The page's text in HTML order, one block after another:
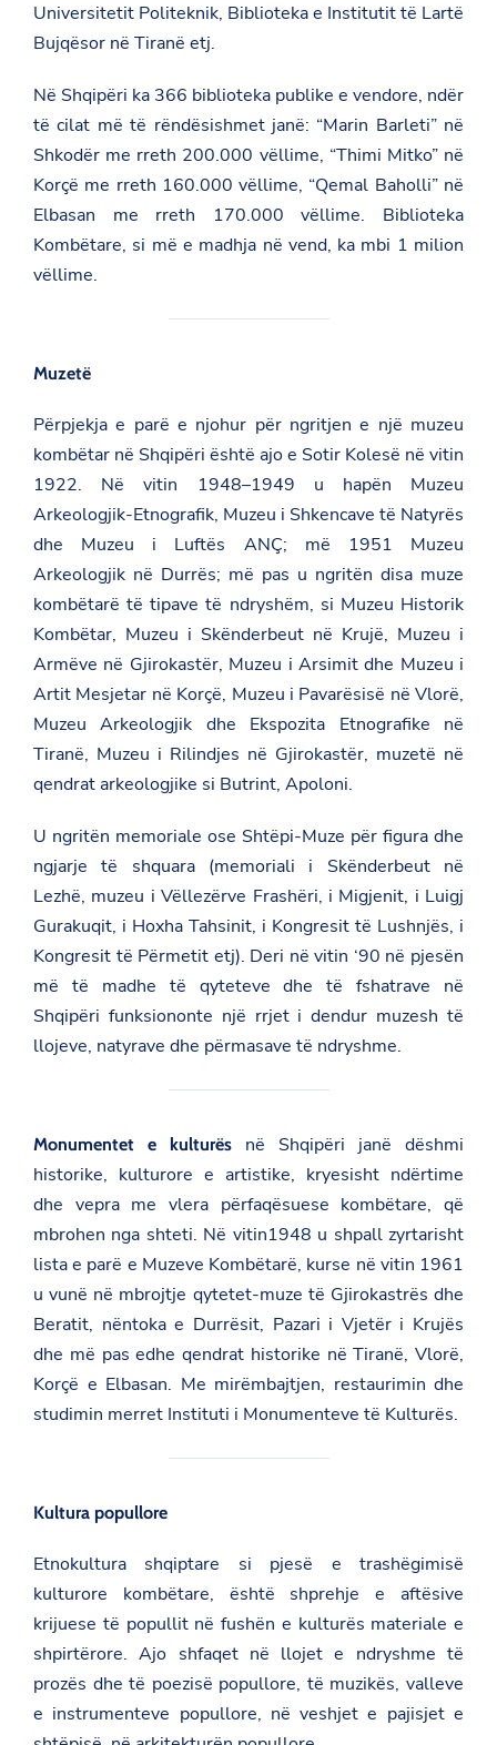
Universitetit Politeknik, Biblioteka e Institutit të Lartë
Bujqësor në Tiranë etj.
Në Shqipëri ka 366 biblioteka publike e vendore, ndër
të cilat më të rëndësishmet janë: “Marin Barleti” në
Shkodër me rreth 200.000 vëllime, “Thimi Mitko” në
Korçë me rreth 160.000 vëllime, “Qemal Baholli” në
Elbasan me rreth 170.000 vëllime. Biblioteka
Kombëtare, si më e madhja në vend, ka mbi 1 milion
vëllime.
Muzetë
Përpjekja e parë e njohur për ngritjen e një muzeu
kombëtar në Shqipëri është ajo e Sotir Kolesë në vitin
1922. Në vitin 1948–1949 u hapën Muzeu
Arkeologjik-Etnografik, Muzeu i Shkencave të Natyrës
dhe Muzeu i Luftës ANÇ; më 1951 Muzeu
Arkeologjik në Durrës; më pas u ngritën disa muze
kombëtarë të tipave të ndryshëm, si Muzeu Historik
Kombëtar, Muzeu i Skënderbeut në Krujë, Muzeu i
Armëve në Gjirokastër, Muzeu i Arsimit dhe Muzeu i
Artit Mesjetar në Korçë, Muzeu i Pavarësisë në Vlorë,
Muzeu Arkeologjik dhe Ekspozita Etnografike në
Tiranë, Muzeu i Rilindjes në Gjirokastër, muzetë në
qendrat arkeologjike si Butrint, Apoloni.
U ngritën memoriale ose Shtëpi-Muze për figura dhe
ngjarje të shquara (memoriali i Skënderbeut në
Lezhë, muzeu i Vëllezërve Frashëri, i Migjenit, i Luigj
Gurakuqit, i Hoxha Tahsinit, i Kongresit të Lushnjës, i
Kongresit të Përmetit etj). Deri në vitin ‘90 në pjesën
më të madhe të qyteteve dhe të fshatrave në
Shqipëri funksiononte një rrjet i dendur muzesh të
llojeve, natyrave dhe përmasave të ndryshme.
Monumentet e kulturës në Shqipëri janë dëshmi
historike, kulturore e artistike, kryesisht ndërtime
dhe vepra me vlera përfaqësuese kombëtare, që
mbrohen nga shteti. Në vitin1948 u shpall zyrtarisht
lista e parë e Muzeve Kombëtarë, kurse në vitin 1961
u vunë në mbrojtje qytetet-muze të Gjirokastrës dhe
Beratit, nëntoka e Durrësit, Pazari i Vjetër i Krujës
dhe më pas edhe qendrat historike në Tiranë, Vlorë,
Korçë e Elbasan. Me mirëmbajtjen, restaurimin dhe
studimin merret Instituti i Monumenteve të Kulturës.
Kultura popullore
Etnokultura shqiptare si pjesë e trashëgimisë
kulturore kombëtare, është shprehje e aftësive
krijuese të popullit në fushën e kulturës materiale e
shpirtërore. Ajo shfaqet në llojet e ndryshme të
prozës dhe të poezisë popullore, të muzikës, valleve
e instrumenteve popullore, në veshjet e pajisjet e